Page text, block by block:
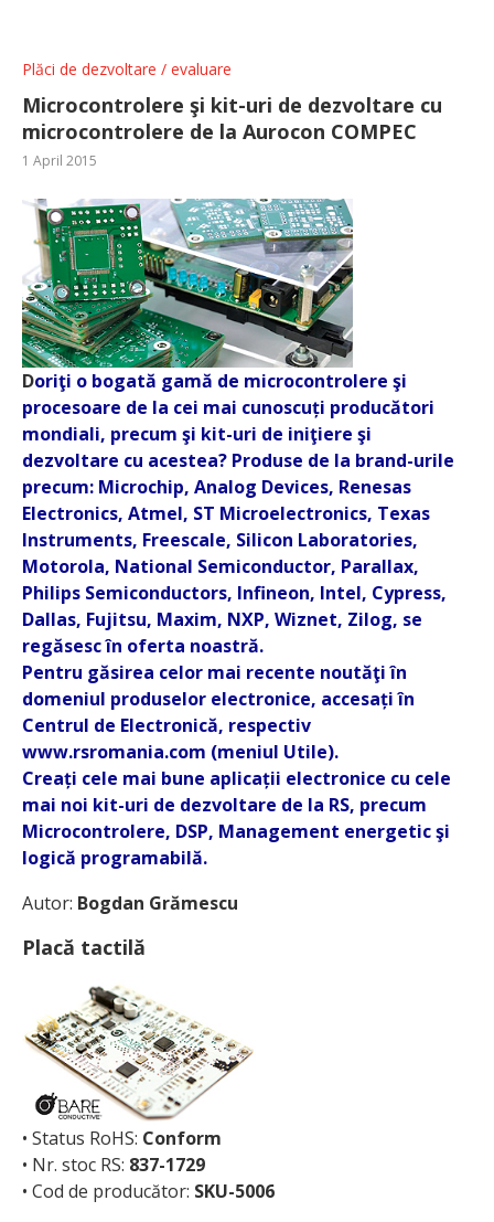
Plăci de dezvoltare / evaluare
Microcontrolere şi kit-uri de dezvoltare cu
microcontrolere de la Aurocon COMPEC
1 April 2015
Doriţi o bogată gamă de microcontrolere şi
procesoare de la cei mai cunoscuți producători
mondiali, precum şi kit-uri de iniţiere şi
dezvoltare cu acestea? Produse de la brand-urile
precum: Microchip, Analog Devices, Renesas
Electronics, Atmel, ST Microelectronics, Texas
Instruments, Freescale, Silicon Laboratories,
Motorola, National Semiconductor, Parallax,
Philips Semiconductors, Infineon, Intel, Cypress,
Dallas, Fujitsu, Maxim, NXP, Wiznet, Zilog, se
regăsesc în oferta noastră.
Pentru găsirea celor mai recente noutăţi în
domeniul produselor electronice, accesați în
Centrul de Electronică, respectiv
www.rsromania.com (meniul Utile).
Creați cele mai bune aplicații electronice cu cele
mai noi kit-uri de dezvoltare de la RS, precum
Microcontrolere, DSP, Management energetic şi
logică programabilă.
Autor: Bogdan Grămescu
Placă tactilă
• Status RoHS: Conform
• Nr. stoc RS: 837-1729
• Cod de producător: SKU-5006